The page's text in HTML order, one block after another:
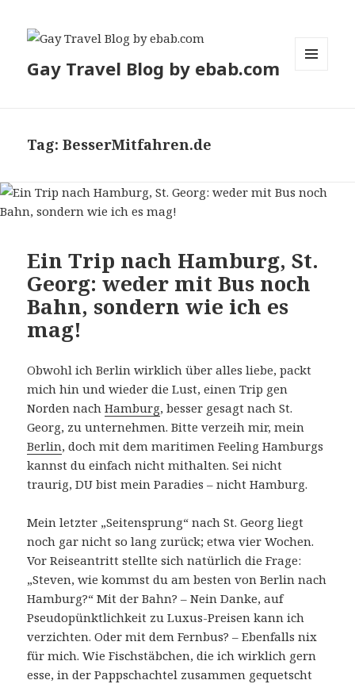
Gay Travel Blog by ebab.com
Tag:BesserMitfahren.de
Ein Trip nach Hamburg, St.
Georg: weder mit Bus noch
Bahn, sondern wie ich es
mag!
Obwohl ich Berlin wirklich über alles liebe, packt
mich hin und wieder die Lust, einen Trip gen
Norden nachHamburg, besser gesagt nach St.
Georg, zu unternehmen. Bitte verzeih mir, mein
Berlin, doch mit dem maritimen Feeling Hamburgs
kannst du einfach nicht mithalten. Sei nicht
traurig, DU bist mein Paradies – nicht Hamburg.
Mein letzter „Seitensprung“ nach St. Georg liegt
noch gar nicht so lang zurück; etwa vier Wochen.
Vor Reiseantritt stellte sich natürlich die Frage:
„Steven, wie kommst du am besten von Berlin nach
Hamburg?“ Mit der Bahn? – Nein Danke, auf
Pseudopünktlichkeit zu Luxus-Preisen kann ich
verzichten. Oder mit dem Fernbus? – Ebenfalls nix
für mich. Wie Fischstäbchen, die ich wirklich gern
esse, in der Pappschachtel zusammen gequetscht